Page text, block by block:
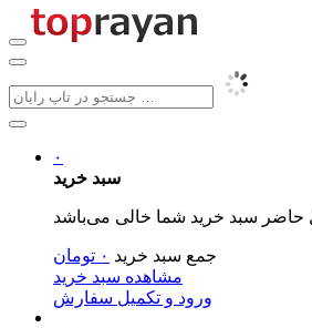
۰
سبد خرید
جمع سبد خرید ۰ تومان
مشاهده سبد خرید
ورود و تکمیل سفارش